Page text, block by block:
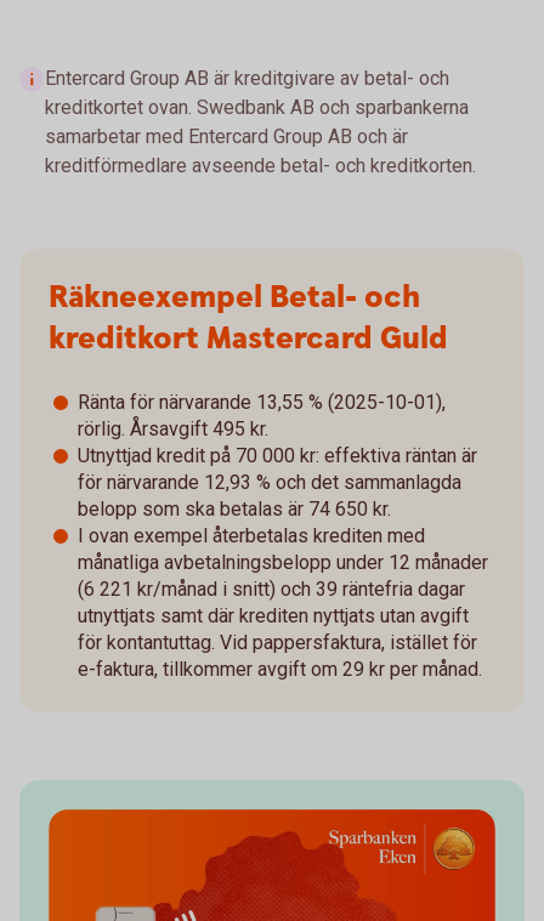
Entercard Group AB är kreditgivare av betal- och
kreditkortet ovan. Swedbank AB och sparbankerna
samarbetar med Entercard Group AB och är
kreditförmedlare avseende betal- och kreditkorten.
Räkneexempel Betal- och
kreditkort Mastercard Guld
Ränta för närvarande 13,55 % (2025-10-01),
rörlig. Årsavgift 495 kr.
Utnyttjad kredit på 70 000 kr: effektiva räntan är
för närvarande 12,93 % och det sammanlagda
belopp som ska betalas är 74 650 kr.
I ovan exempel återbetalas krediten med
månatliga avbetalningsbelopp under 12 månader
(6 221 kr/månad i snitt) och 39 räntefria dagar
utnyttjats samt där krediten nyttjats utan avgift
för kontantuttag. Vid pappersfaktura, istället för
e-faktura, tillkommer avgift om 29 kr per månad.